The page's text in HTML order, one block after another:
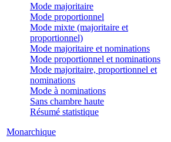
Mode majoritaire
Mode proportionnel
Mode mixte (majoritaire et
proportionnel)
Mode majoritaire et nominations
Mode proportionnel et nominations
Mode majoritaire, proportionnel et
nominations
Mode à nominations
Sans chambre haute
Résumé statistique
Monarchique